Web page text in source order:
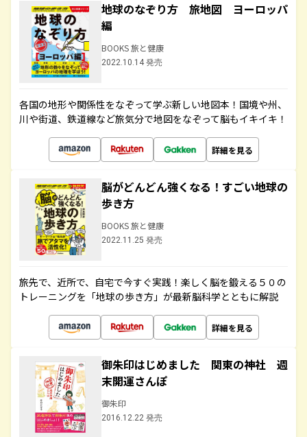
地球のなぞり方 旅地図 ヨーロッパ
編
BOOKS 旅と健康
2022.10.14 発売
各国の地形や関係性をなぞって学ぶ新しい地図本！国境や州、
川や街道、鉄道線など旅気分で地図をなぞって脳もイキイキ！
詳細を見る
脳がどんどん強くなる！すごい地球の
歩き方
BOOKS 旅と健康
2022.11.25 発売
旅先で、近所で、自宅で今すぐ実践！楽しく脳を鍛える５０の
トレーニングを「地球の歩き方」が最新脳科学とともに解説
詳細を見る
御朱印はじめました 関東の神社 週
末開運さんぽ
御朱印
2016.12.22 発売